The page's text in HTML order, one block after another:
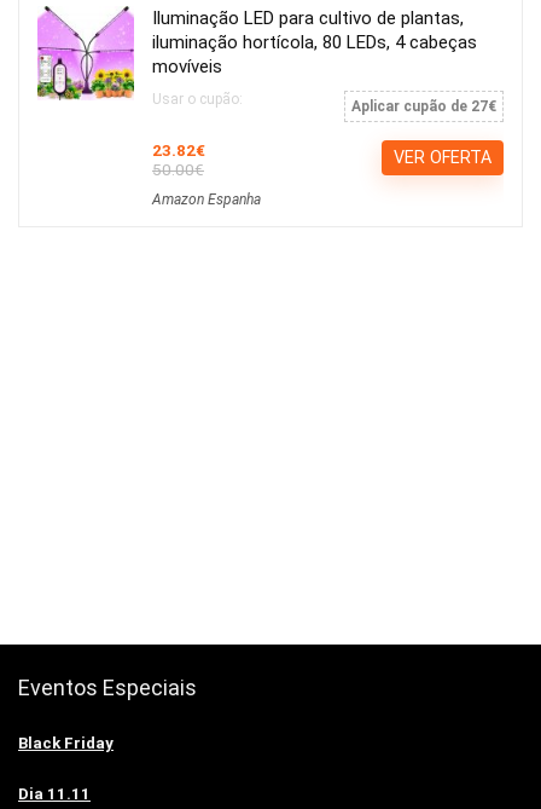
Iluminação LED para cultivo de plantas,
iluminação hortícola, 80 LEDs, 4 cabeças
movíveis
Usar o cupão: Aplicar cupão de 27€
23.82€
50.00€
Amazon Espanha
VER OFERTA
Eventos Especiais
Black Friday
Dia 11.11